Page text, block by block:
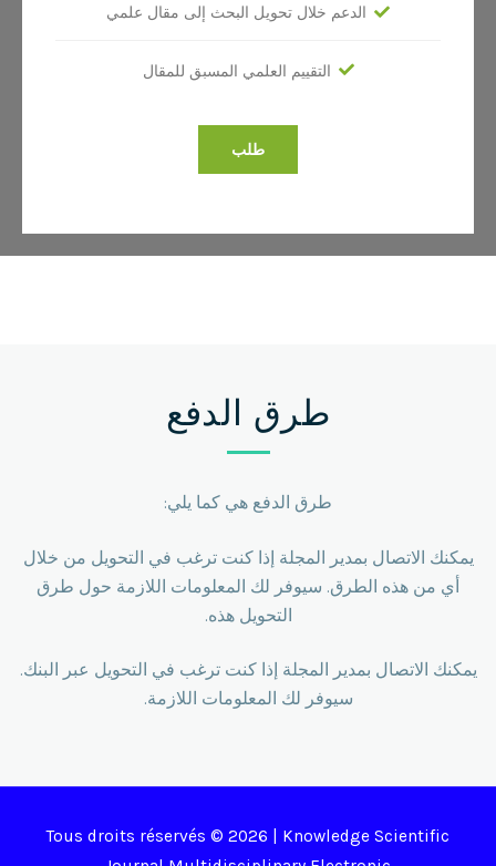
الدعم خلال تحويل البحث إلى مقال علمي
التقييم العلمي المسبق للمقال
طلب
طرق الدفع
طرق الدفع هي كما يلي:
يمكنك الاتصال بمدير المجلة إذا كنت ترغب في التحويل من خلال
أي من هذه الطرق. سيوفر لك المعلومات اللازمة حول طرق
التحويل هذه.
يمكنك الاتصال بمدير المجلة إذا كنت ترغب في التحويل عبر البنك.
سيوفر لك المعلومات اللازمة.
Tous droits réservés © 2026 | Knowledge Scientific